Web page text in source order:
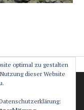
optimal zu gestalten
dieser Website